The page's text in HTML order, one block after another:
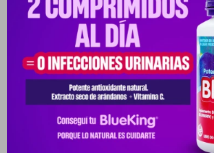
Medios de pago
Productos que te pueden